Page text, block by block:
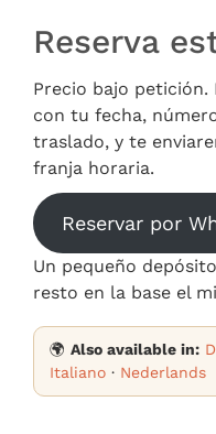
Reserva
Precio bajo petición.
con tu fecha,
traslado, y te
franja horaria.
Reservar por
Un pequeño
resto en la base el
🌍 Also available in:
Italiano · Nederlands